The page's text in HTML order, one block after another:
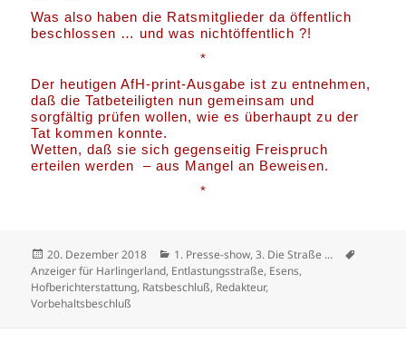
Was also haben die Ratsmitglieder da öffentlich
beschlossen … und was nichtöffentlich ?!
*
Der heutigen AfH-print-Ausgabe ist zu entnehmen,
daß die Tatbeteiligten nun gemeinsam und
sorgfältig prüfen wollen, wie es überhaupt zu der
Tat kommen konnte.
Wetten, daß sie sich gegenseitig Freispruch
erteilen werden – aus Mangel an Beweisen.
*
Veröffentlicht
am
20. Dezember 2018 Kategorien
1. Presse-show,3. Die Straße ...
Anzeiger für Harlingerland, Entlastungsstraße, Esens,
Hofberichterstattung, Ratsbeschluß, Redakteur,
Vorbehaltsbeschluß